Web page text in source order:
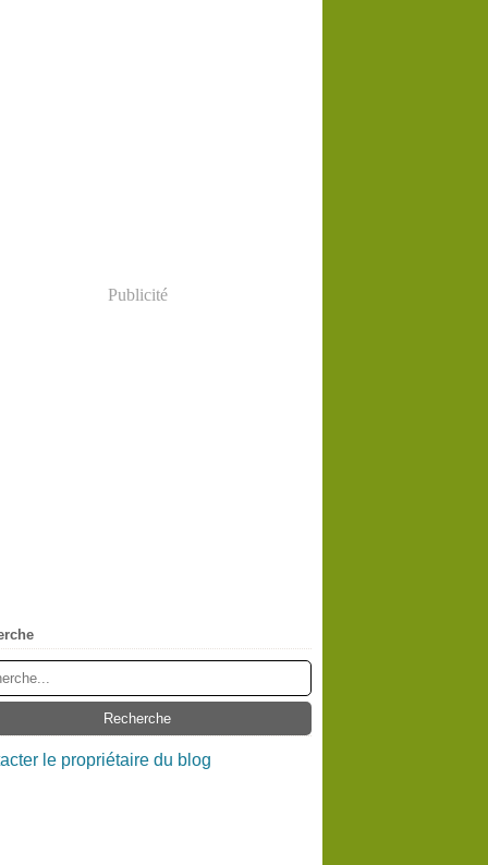
Publicité
le propriétaire du blog